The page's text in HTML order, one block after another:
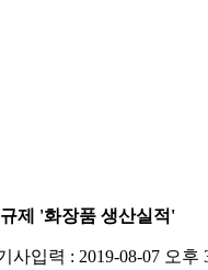
제 '화장품 생산실적'
사입력 : 2019-08-07 오후